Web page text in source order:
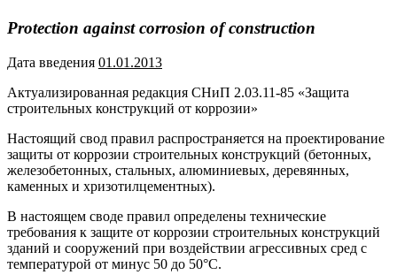
Protection against corrosion of construction
Дата введения 01.01.2013
Актуализированная редакция СНиП 2.03.11-85 «Защита
строительных конструкций от коррозии»
Настоящий свод правил распространяется на проектирование
защиты от коррозии строительных конструкций (бетонных,
железобетонных, стальных, алюминиевых, деревянных,
каменных и хризотилцементных).
В настоящем своде правил определены технические
требования к защите от коррозии строительных конструкций
зданий и сооружений при воздействии агрессивных сред с
температурой от минус 50 до 50°C.